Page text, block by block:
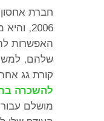
חברת
2006,
האפשרות
שלהם,
קורת גג
להשכרה
מושלם